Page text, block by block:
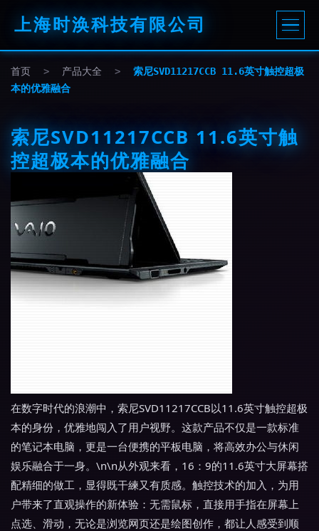
上海时涣科技有限公司
首页 > 产品大全 >
索尼SVD11217CCB 11.6英寸触控超极
本的优雅融合
索尼SVD11217CCB 11.6英寸触
控超极本的优雅融合
在数字时代的浪潮中，索尼SVD11217CCB以11.6英寸触控超极
本的身份，优雅地闯入了用户视野。这款产品不仅是一款标准
的笔记本电脑，更是一台便携的平板电脑，将高效办公与休闲
娱乐融合于一身。\n\n从外观来看，16：9的11.6英寸大屏幕搭
配精细的做工，显得既干練又有质感。触控技术的加入，为用
户带来了直观操作的新体验：无需鼠标，直接用手指在屏幕上
点选、滑动，无论是浏览网页还是绘图创作，都让人感受到顺